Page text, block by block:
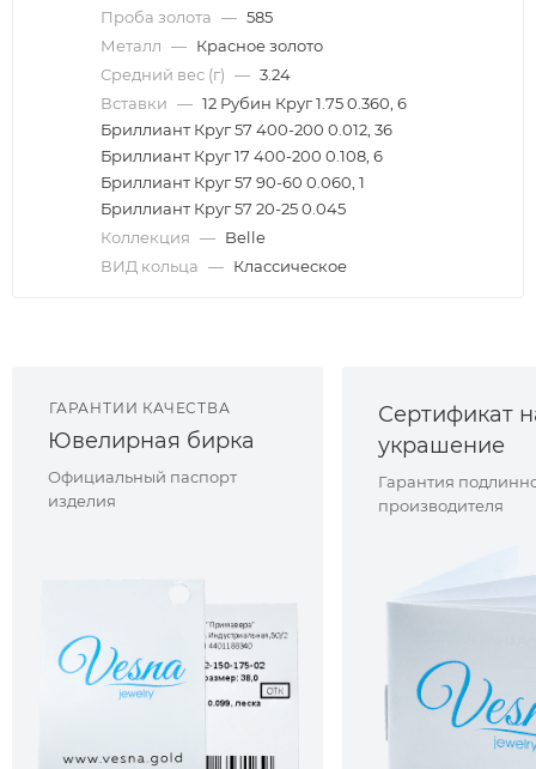
Проба золота — 585
Металл — Красное золото
Средний вес (г) — 3.24
Вставки — 12 Рубин Круг 1.75 0.360, 6
Бриллиант Круг 57 400-200 0.012, 36
Бриллиант Круг 17 400-200 0.108, 6
Бриллиант Круг 57 90-60 0.060, 1
Бриллиант Круг 57 20-25 0.045
Коллекция — Belle
ВИД кольца — Классическое
ГАРАНТИИ КАЧЕСТВА
Ювелирная бирка
Официальный паспорт
изделия
Сертификат
украшение
Гарантия
производителя